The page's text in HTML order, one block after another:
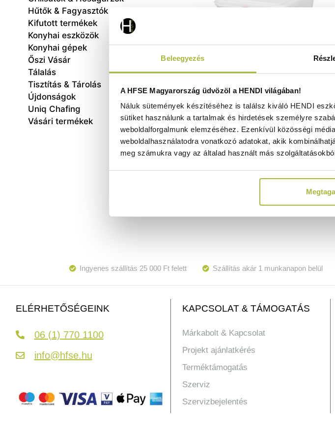
Beleegyezés
A HFSE Magyarország üdvözöl a HENDI világában!
Náluk sütemények készítéséhez is találsz kiváló HENDI
sütiket használunk a tartalmak és hirdetések személyre
weboldalforgalmunk elemzéséhez. Ezenkívül közösségi
weboldalhasználatodra vonatkozó adatokat, akik
meg számukra vagy az általad használt más
Hűtők & Fagyasztók
Kifutott termékek
Konyhai eszközök
Konyhai gépek
Őszi Vásár
Tálalás
Tisztítás & Tárolás
Újdonságok
Uniq Chafing
Vásári termékek
GN 1/2 polipropilén edény – GN 1/2 –
6 ,5L – Átlátszó – 325x265x(H)100mm
- HENDI 873267
Raktáron
3.984Ft+ ÁFA)
Ingyenes szállítás 25 000 Ft felett Szállítás akár 1 munkanapon belül
ELÉRHETŐSÉGEINK
06 (1) 770 1100
info@hfse.hu
KAPCSOLAT & TÁMOGATÁS
Márkabolt & Kapcsolat
Projekt ajánlatkérés
Terméktámogatás
Szerviz
Szervizbejelentés